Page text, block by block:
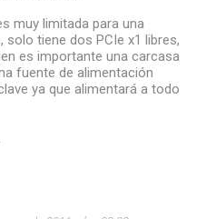
muy limitada para una
solo tiene dos PCIe x1 libres,
es importante una carcasa
fuente de alimentación
ya que alimentará a todo